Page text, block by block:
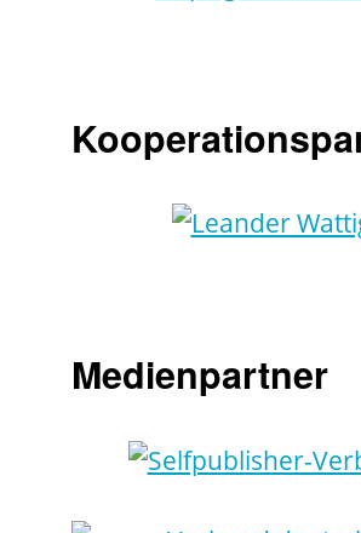
Medienpartner